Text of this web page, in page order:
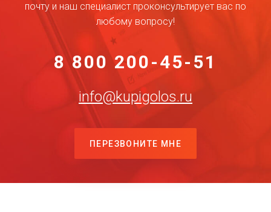
почту и наш специалист проконсультирует вас по
любому вопросу!
8 800 200-45-51
info@kupigolos.ru
ПЕРЕЗВОНИТЕ МНЕ